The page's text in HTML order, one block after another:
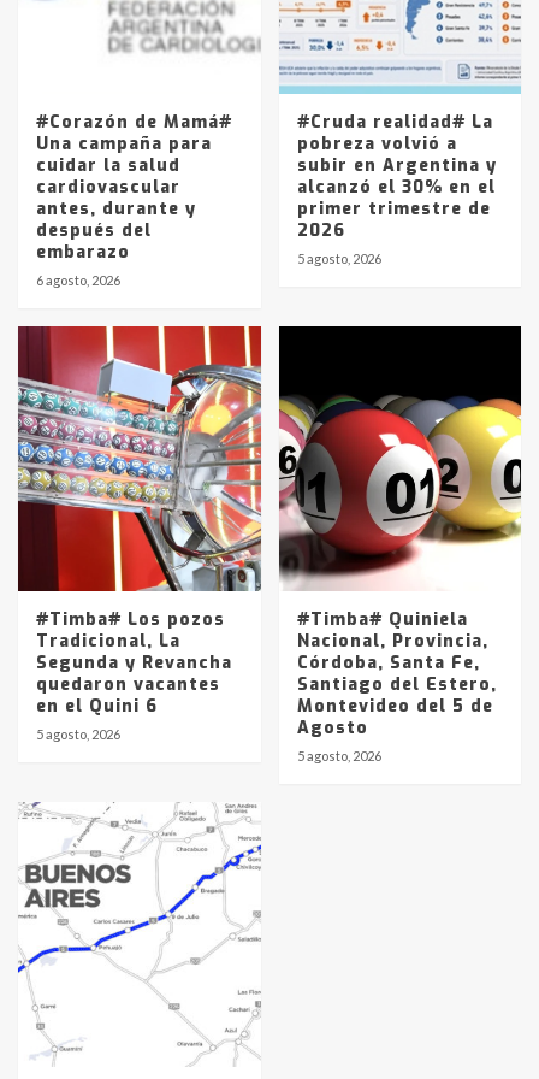
Los precios de los combustibles en
La Pampa, desde YPF hasta Axion
entre 857 a 1338 pesos
#Corazón de Mamá#
Una campaña para
cuidar la salud
cardiovascular
antes, durante y
después del
embarazo
6 agosto, 2026
#Cruda realidad# La
pobreza volvió a
subir en Argentina y
alcanzó el 30% en el
primer trimestre de
2026
5 agosto, 2026
#Timba# Los pozos
Tradicional, La
Segunda y Revancha
quedaron vacantes
en el Quini 6
5 agosto, 2026
#Timba# Quiniela
Nacional, Provincia,
Córdoba, Santa Fe,
Santiago del Estero,
Montevideo del 5 de
Agosto
5 agosto, 2026